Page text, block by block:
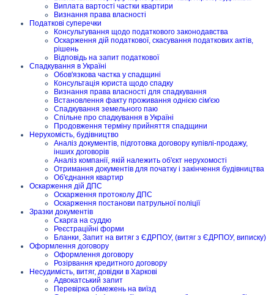
Виплата вартості частки квартири
Визнання права власності
Податкові суперечки
Консультування щодо податкового законодавства
Оскарження дій податкової, скасування податкових актів,
рішень
Відповідь на запит податкової
Спадкування в Україні
Обов'язкова частка у спадщині
Консультація юриста щодо спадку
Визнання права власності для спадкування
Встановлення факту проживання однією сім'єю
Спадкування земельного паю
Спільне про спадкування в Україні
Продовження терміну прийняття спадщини
Нерухомість, будівництво
Аналіз документів, підготовка договору купівлі-продажу,
інших договорів
Аналіз компанії, якій належить об'єкт нерухомості
Отримання документів для початку і закінчення будівництва
Об'єднання квартир
Оскарження дій ДПС
Оскарження протоколу ДПС
Оскарження постанови патрульної поліції
Зразки документів
Скарга на суддю
Реєстраційні форми
Бланки, Запит на витяг з ЄДРПОУ, (витяг з ЄДРПОУ, виписку)
Оформлення договору
Оформлення договору
Розірвання кредитного договору
Несудимість, витяг, довідки в Харкові
Адвокатський запит
Перевірка обмежень на виїзд